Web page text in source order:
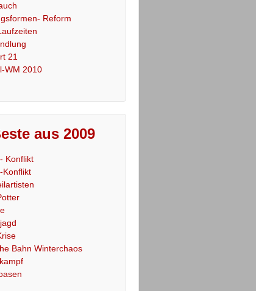
Reform
21
WM 2010
aus 2009
Konflikt
Konflikt
Bahn Winterchaos